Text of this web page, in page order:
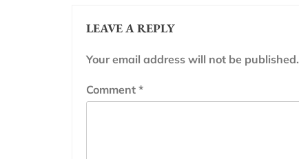
LEAVE A REPLY
Your email address will not be published.
Comment *